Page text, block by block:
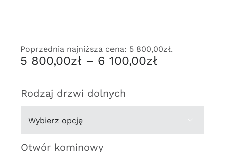
5 800,00zł – 6 100,00złZakres
5
do
Poprzednia najniższa cena: 5 800,00zł.
Rodzaj drzwi dolnych
Otwór kominowy